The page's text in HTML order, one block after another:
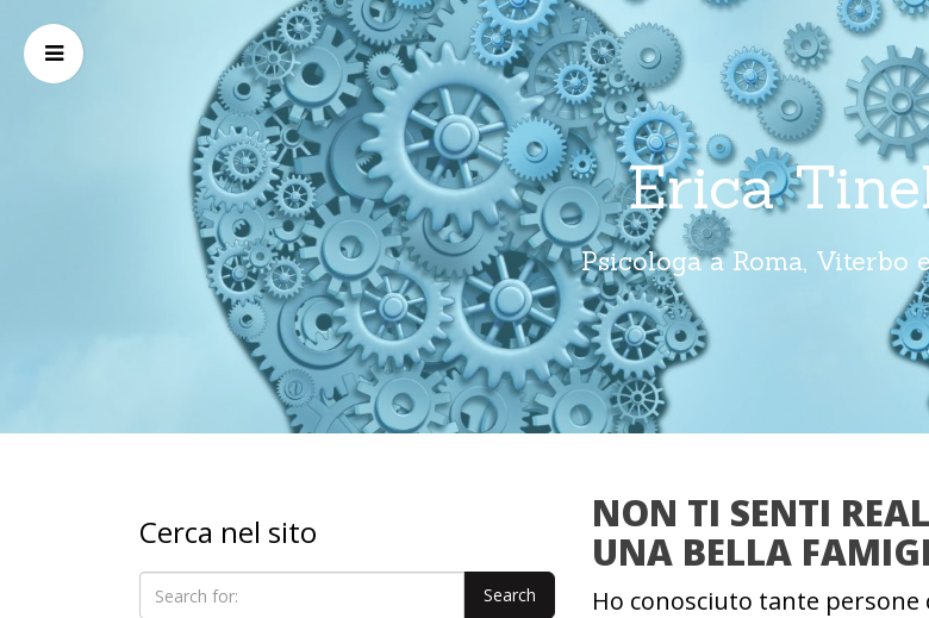
Erica
Psicologa a Roma, Viterbo
Cerca nel sito
NON TI SENTI
UNA BELLA
Ho conosciuto tante